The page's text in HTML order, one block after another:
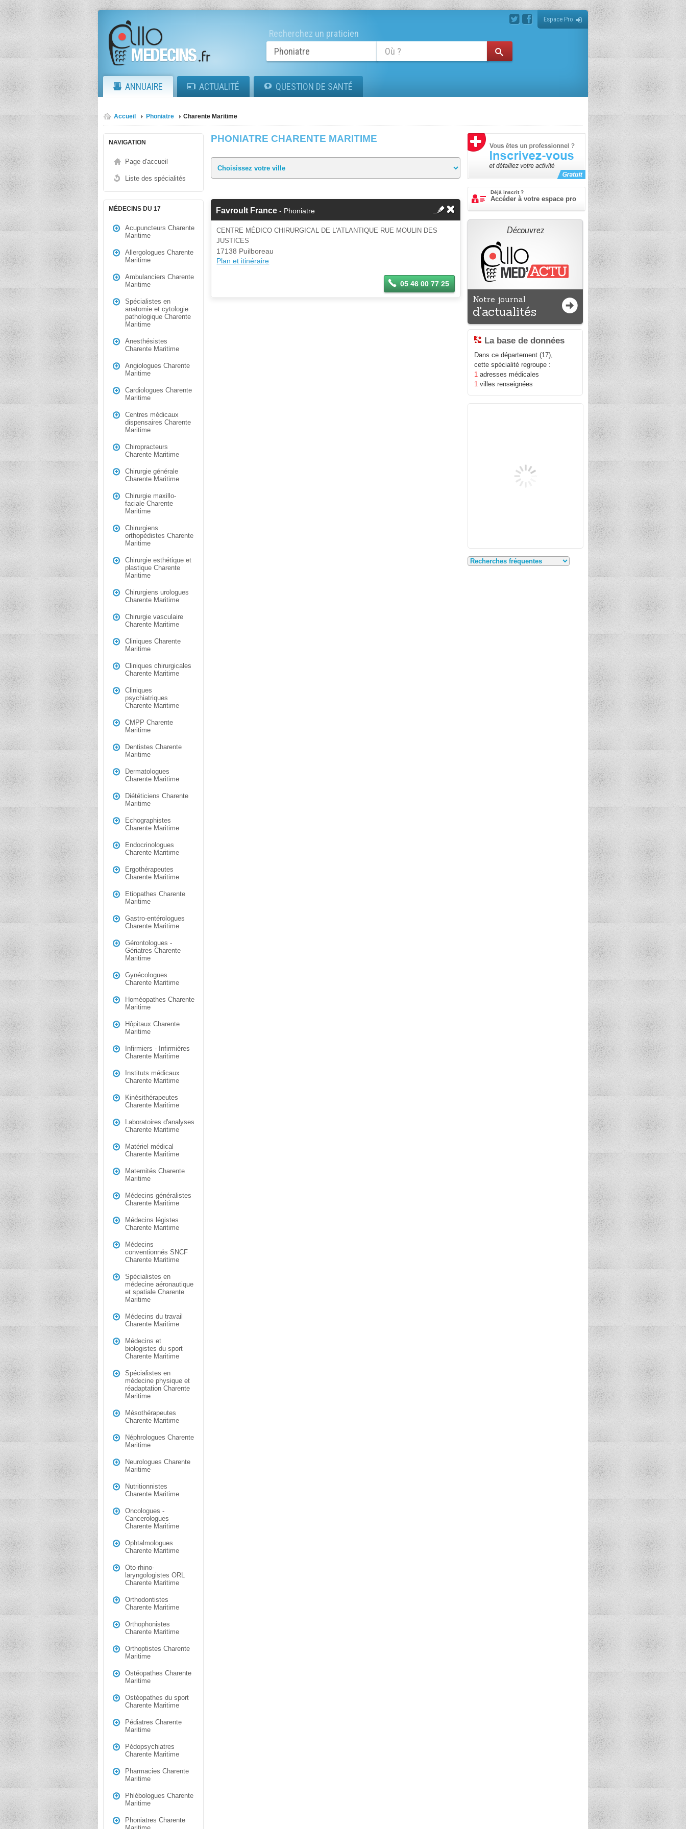
Espace Pro
Recherchez un praticien
ANNUAIRE ACTUALITÉ QUESTION DE SANTÉ
Accueil Phoniatre Charente Maritime
NAVIGATION
Page d'accueil
Liste des spécialités
MÉDECINS DU 17
Acupuncteurs Charente
Maritime
Allergologues Charente
Maritime
Ambulanciers Charente
Maritime
Spécialistes en
anatomie et cytologie
pathologique Charente
Maritime
Anesthésistes
Charente Maritime
Angiologues Charente
Maritime
Cardiologues Charente
Maritime
Centres médicaux
dispensaires Charente
Maritime
Chiropracteurs
Charente Maritime
Chirurgie générale
Charente Maritime
Chirurgie maxillo-
faciale Charente
Maritime
Chirurgiens
orthopédistes Charente
Maritime
Chirurgie esthétique et
plastique Charente
Maritime
Chirurgiens urologues
Charente Maritime
Chirurgie vasculaire
Charente Maritime
Cliniques Charente
Maritime
Cliniques chirurgicales
Charente Maritime
Cliniques
psychiatriques
Charente Maritime
CMPP Charente
Maritime
Dentistes Charente
Maritime
Dermatologues
Charente Maritime
Diététiciens Charente
Maritime
Echographistes
Charente Maritime
Endocrinologues
Charente Maritime
Ergothérapeutes
Charente Maritime
Etiopathes Charente
Maritime
Gastro-entérologues
Charente Maritime
Gérontologues -
Gériatres Charente
Maritime
Gynécologues
Charente Maritime
Homéopathes Charente
Maritime
Hôpitaux Charente
Maritime
Infirmiers - Infirmières
Charente Maritime
Instituts médicaux
Charente Maritime
Kinésithérapeutes
Charente Maritime
Laboratoires d'analyses
Charente Maritime
Matériel médical
Charente Maritime
Maternités Charente
Maritime
Médecins généralistes
Charente Maritime
Médecins légistes
Charente Maritime
Médecins
conventionnés SNCF
Charente Maritime
Spécialistes en
médecine aéronautique
et spatiale Charente
Maritime
Médecins du travail
Charente Maritime
Médecins et
biologistes du sport
Charente Maritime
Spécialistes en
médecine physique et
réadaptation Charente
Maritime
Mésothérapeutes
Charente Maritime
Néphrologues Charente
Maritime
Neurologues Charente
Maritime
Nutritionnistes
Charente Maritime
Oncologues -
Cancerologues
Charente Maritime
Ophtalmologues
Charente Maritime
Oto-rhino-
laryngologistes ORL
Charente Maritime
Orthodontistes
Charente Maritime
Orthophonistes
Charente Maritime
Orthoptistes Charente
Maritime
Ostéopathes Charente
Maritime
Ostéopathes du sport
Charente Maritime
Pédiatres Charente
Maritime
Pédopsychiatres
Charente Maritime
Pharmacies Charente
Maritime
Phlébologues Charente
Maritime
Phoniatres Charente
PHONIATRE CHARENTE MARITIME
Favroult France - Phoniatre
CENTRE MÉDICO CHIRURGICAL DE L'ATLANTIQUE RUE MOULIN DES
JUSTICES
17138 Puilboreau
Plan et itinéraire
05 46 00 77 25
Déjà inscrit ?
Accéder à votre espace pro
Découvrez
Notre journal
d'actualités
La base de données
Dans ce département (17),
cette spécialité regroupe :
1 adresses médicales
1 villes renseignées